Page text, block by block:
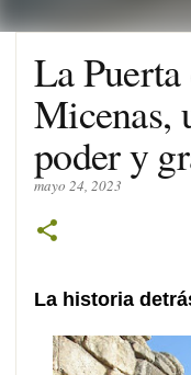
La
Micenas,
poder y
mayo 24, 2023
La historia